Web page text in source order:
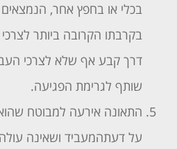
בכלי או בחפץ אחר,
בקרבתו הקרובה ביותר
דרך קבע אף שלא לצרכי
שותף לגרימת הפגיעה.
התאונה אירעה למבוטח
על דעתהמעביד ושאינה